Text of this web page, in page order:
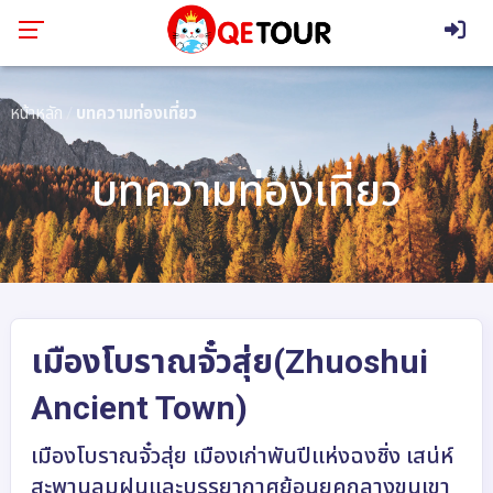
หน้าหลัก บทความท่องเที่ยว
บทความท่องเที่ยว
เมืองโบราณจั๋วสุ่ย(Zhuoshui
Ancient Town)
เมืองโบราณจั๋วสุ่ย เมืองเก่าพันปีแห่งฉงชิ่ง เสน่ห์
สะพานลมฝนและบรรยากาศย้อนยุคกลางขุนเขา